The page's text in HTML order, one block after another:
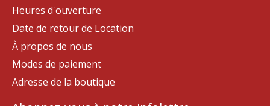
Heures d'ouverture
Date de retour de Location
À propos de nous
Modes de paiement
Adresse de la boutique